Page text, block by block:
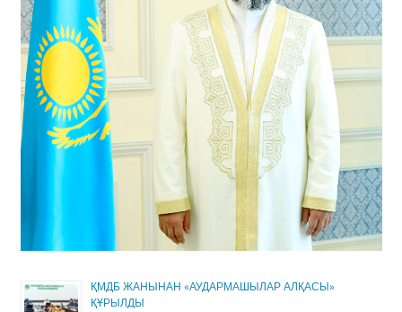
ҚМДБ ЖАНЫНАН «АУДАРМАШЫЛАР АЛҚАСЫ»
ҚҰРЫЛДЫ